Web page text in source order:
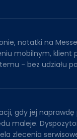
notatki na
mobilnym, klient
- bez udziału
gdy jej
maleje.
zlecenia